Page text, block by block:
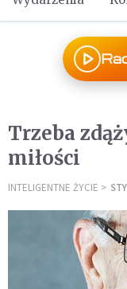
Trzeba
miłości
INTELIGENTNE ŻYCIE